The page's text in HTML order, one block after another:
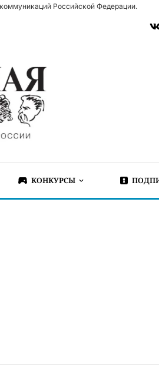
Российской Федерации.
КОНКУРСЫ